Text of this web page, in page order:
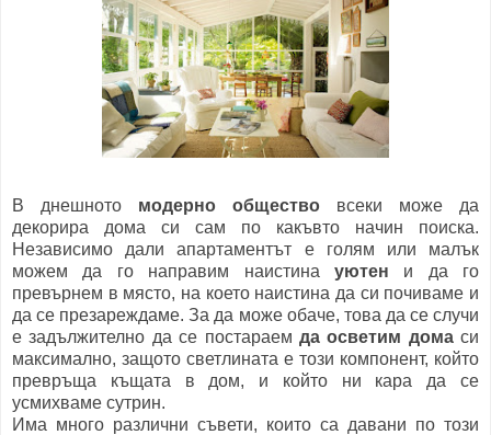
В днешното модерно общество всеки може да
декорира дома си сам по какъвто начин поиска.
Независимо дали апартаментът е голям или малък
можем да го направим наистина уютен и да го
превърнем в място, на което наистина да си почиваме и
да се презареждаме. За да може обаче, това да се случи
е задължително да се постараем да осветим домаси
максимално, защото светлината е този компонент, който
превръща къщата в дом, и който ни кара да се
усмихваме сутрин.
Има много различни съвети, които са давани по този